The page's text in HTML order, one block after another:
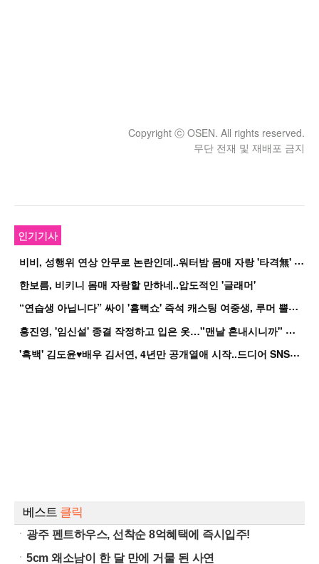
Copyright ⓒ OSEN. All rights reserved.
무단 전재 및 재배포 금지
인기기사
비
비, 성행위 연상 안무로 논란인데..워터밤 몸매 자랑 '타격無' 근황
한보름, 비키니 몸매 자랑할 만하네..압도적인 '글래머'
“
연습생 아닙니다” 싸이 '흠뻑쇼' 즉석 캐스팅 여중생, 루머 뿔났다[Oh!쎈 이...
홍
진영, '임신설' 종결 작정하고 입은 옷…"맨날 혼내시니까" 억울
'
흑백' 김도윤♥배우 김서연, 4년만 공개열애 시작..드디어 SNS에 노출 [핫피...